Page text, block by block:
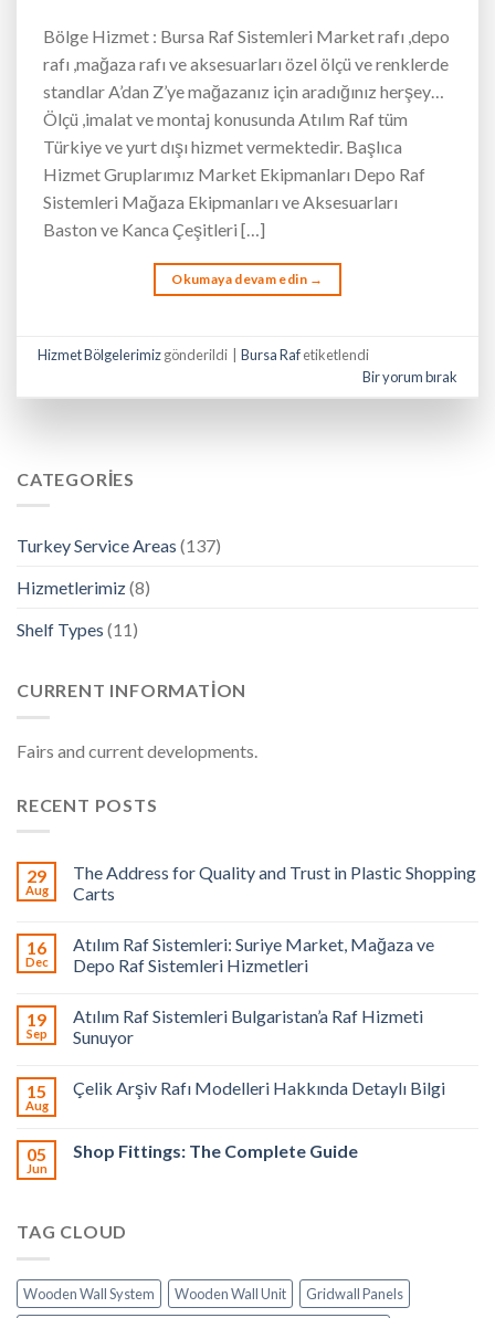
Bölge Hizmet : Bursa Raf Sistemleri Market rafı ,depo
rafı ,mağaza rafı ve aksesuarları özel ölçü ve renklerde
standlar A’dan Z’ye mağazanız için aradığınız herşey…
Ölçü ,imalat ve montaj konusunda Atılım Raf tüm
Türkiye ve yurt dışı hizmet vermektedir. Başlıca
Hizmet Gruplarımız Market Ekipmanları Depo Raf
Sistemleri Mağaza Ekipmanları ve Aksesuarları
Baston ve Kanca Çeşitleri […]
Okumaya devam edin →
Hizmet Bölgelerimizgönderildi Bursa Rafetiketlendi
Bir yorum bırak
CATEGORIES
Turkey Service Areas (137)
Hizmetlerimiz(8)
Shelf Types (11)
CURRENT INFORMATION
Fairs and current developments.
RECENT POSTS
29
Aug
The Address for Quality and Trust in Plastic Shopping
Carts
16
Dec
Atılım Raf Sistemleri: Suriye Market, Mağaza ve
Depo Raf Sistemleri Hizmetleri
19
Sep
Atılım Raf Sistemleri Bulgaristan’a Raf Hizmeti
Sunuyor
15
Aug
Çelik Arşiv Rafı Modelleri Hakkında Detaylı Bilgi
05
Jun
Shop Fittings: The Complete Guide
TAG CLOUD
Wooden Wall System Wooden Wall Unit
Gridwall Panels